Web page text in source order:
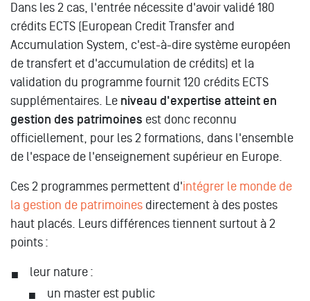
Dans les 2 cas, l'entrée nécessite d'avoir validé 180
crédits ECTS (European Credit Transfer and
Accumulation System, c'est-à-dire système européen
de transfert et d'accumulation de crédits) et la
validation du programme fournit 120 crédits ECTS
supplémentaires. Le niveau d'expertise atteint en
gestion des patrimoines est donc reconnu
officiellement, pour les 2 formations, dans l'ensemble
de l'espace de l'enseignement supérieur en Europe.
Ces 2 programmes permettent d'intégrer le monde de
la gestion de patrimoines directement à des postes
haut placés. Leurs différences tiennent surtout à 2
points :
leur nature :
un master est public